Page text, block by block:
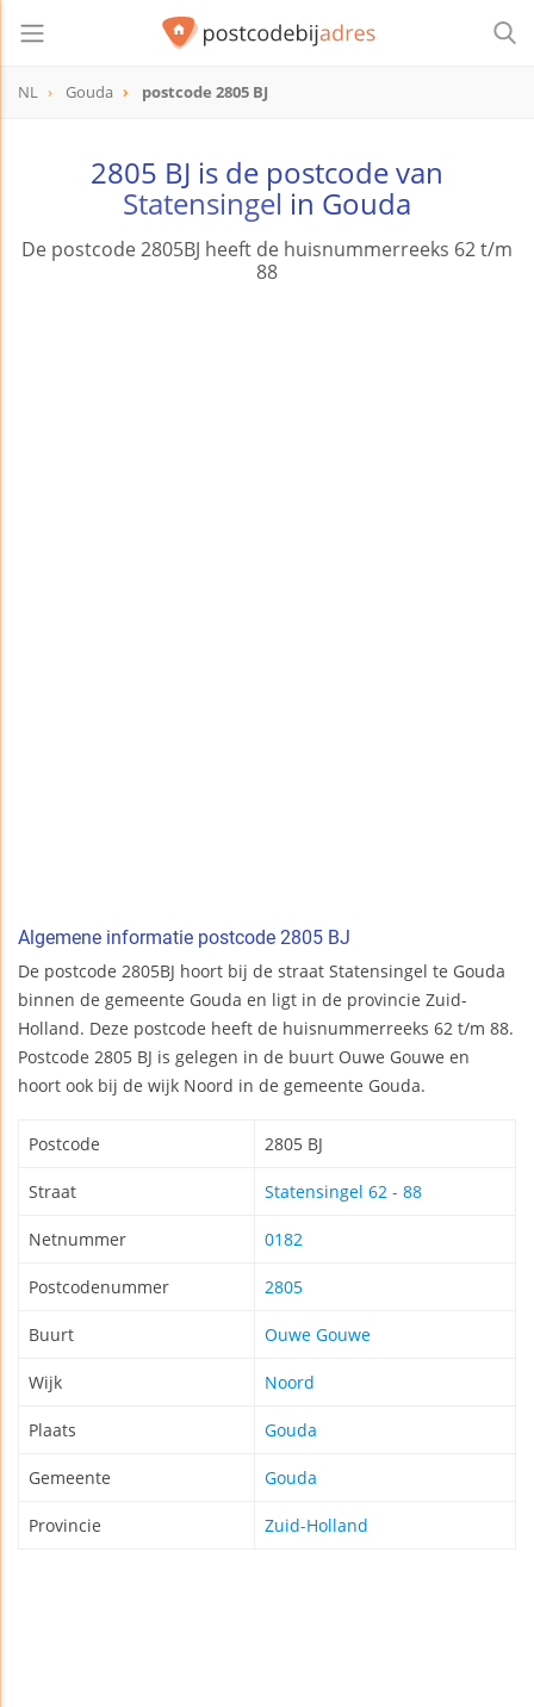
NL Gouda postcode 2805 BJ
2805 BJ is de postcode van
Statensingel in Gouda
De postcode 2805BJ heeft de huisnummerreeks 62 t/m
88
Algemene informatie postcode 2805 BJ
De postcode 2805BJ hoort bij de straat Statensingel te Gouda
binnen de gemeente Gouda en ligt in de provincie Zuid-
Holland. Deze postcode heeft de huisnummerreeks 62 t/m 88.
Postcode 2805 BJ is gelegen in de buurt Ouwe Gouwe en
hoort ook bij de wijk Noord in de gemeente Gouda.
Postcode 2805 BJ
Straat Statensingel 62 - 88
Netnummer 0182
Postcodenummer 2805
Buurt Ouwe Gouwe
Wijk Noord
Plaats Gouda
Gemeente Gouda
Provincie Zuid-Holland